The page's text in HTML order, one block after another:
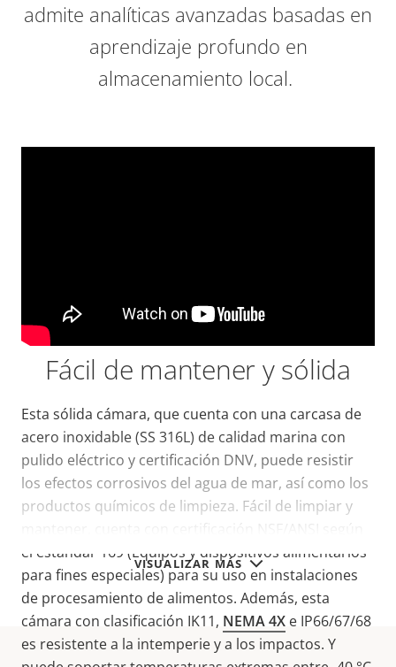
VISUALIZAR MÁS
admite analíticas avanzadas basadas en
aprendizaje profundo en
almacenamiento local.
Fácil de mantener y sólida
Esta sólida cámara, que cuenta con una carcasa de
acero inoxidable (SS 316L) de calidad marina con
pulido eléctrico y certificación DNV, puede resistir
los efectos corrosivos del agua de mar, así como los
productos químicos de limpieza. Fácil de limpiar y
el estándar 169 (Equipos y dispositivos alimentarios
para fines especiales) para su uso en instalaciones
de procesamiento de alimentos. Además, esta
cámara con clasificación IK11, NEMA 4X e IP66/67/68
es resistente a la intemperie y a los impactos. Y